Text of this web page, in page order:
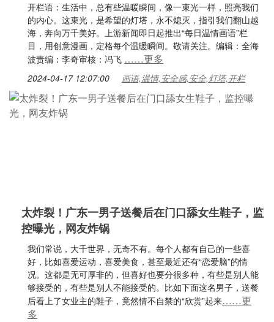
开栏语：生活中，总有些温暖瞬间，像一束光一样，照亮我们
的内心。这束光，是希望的灯塔，永不熄灭，指引我们翻山越
海，奔向万千美好。上游新闻即日起推出“每日温情画语”栏
目，用创意漫画，定格每个温暖瞬间。敬请关注。编辑：全海
波责编：李奇审核：冯飞 ……更多
2024-04-17 12:07:00 画语,温情,安全感,安全,灯塔,开栏
太炸裂！广东一男子送餐后在门口舔女生鞋子，监
控曝光，网友炸锅
我们常说，大千世界，无奇不有。每个人都有自己的一些喜
好，比如喜爱运动，喜爱美食，甚至最近还有“恋爱脑”的情
况。这都是无可厚非的，但喜好也要分很多种，有些是别人能
够接受的，有些是别人不能接受的。比如下面这名男子，送餐
后看上了女业主的鞋子，竟然情不自禁的“欣赏”起来……更
多